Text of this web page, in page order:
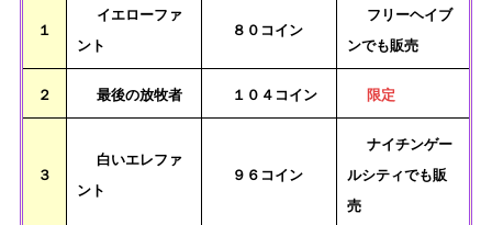
１
イエローファ
ント
８０コイン
フリーヘイブ
ンでも販売
２ 最後の放牧者 １０４コイン 限定
３
白いエレファ
ント
９６コイン
ナイチンゲー
ルシティでも販
売